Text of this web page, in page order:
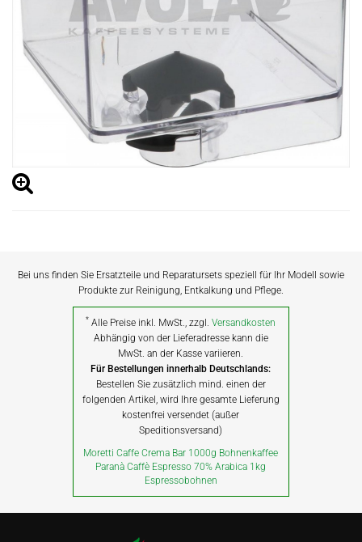
Bei uns finden Sie Ersatzteile und Reparatursets speziell für Ihr Modell sowie
Produkte zur Reinigung, Entkalkung und Pflege.
* Alle Preise inkl. MwSt., zzgl.Versandkosten
Abhängig von der Lieferadresse kann die
MwSt. an der Kasse variieren.
Für Bestellungen innerhalb Deutschlands:
Bestellen Sie zusätzlich mind. einen der
folgenden Artikel, wird Ihre gesamte Lieferung
kostenfrei versendet (außer
Speditionsversand)
Moretti Caffe Crema Bar 1000g Bohnenkaffee
Paranà Caffè Espresso 70% Arabica 1kg
Espressobohnen